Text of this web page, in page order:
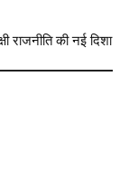
राजनीति की नई दिशा